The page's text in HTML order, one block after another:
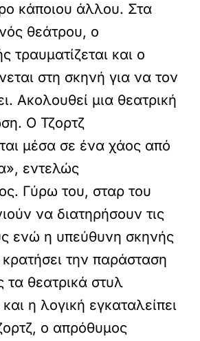
κάποιου άλλου. Στα
θεάτρου, ο
τραυματίζεται και ο
στη σκηνή για να τον
Ακολουθεί μια θεατρική
Ο Τζορτζ
μέσα σε ένα χάος από
εντελώς
Γύρω του, σταρ του
να διατηρήσουν τις
ενώ η υπεύθυνη σκηνής
την παράσταση
θεατρικά στυλ
η λογική εγκαταλείπει
ο απρόθυμος